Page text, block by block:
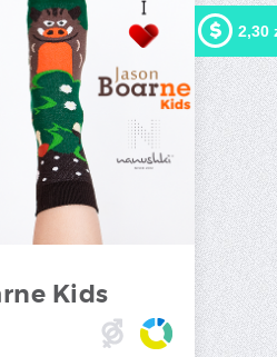
Kids
2,30
Kupując ten produkt możesz
otrzymać2,30 złw naszym
programie lojalnościowym.
Twój koszyk wyniesie 2,30
, które będzie można
zamienić na kupon
rabatowy.